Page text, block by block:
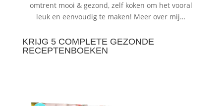
omtrent mooi & gezond, zelf koken om het vooral
leuk en eenvoudig te maken! Meer over mij…
KRIJG 5 COMPLETE GEZONDE
RECEPTENBOEKEN